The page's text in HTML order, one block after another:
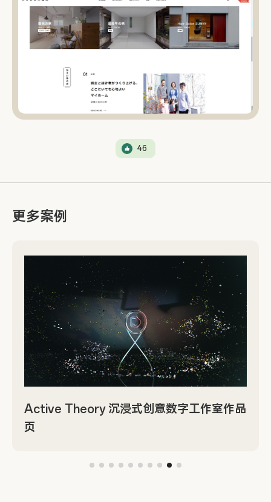
46
更多案例
Active Theory 沉浸式创意数字工作室作品
页